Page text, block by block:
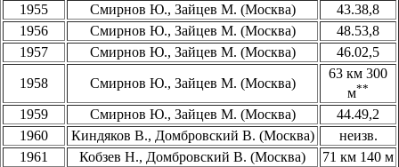
1955
Смирнов Ю., Зайцев М. (Москва)
43.38,8
1956
Смирнов Ю., Зайцев М. (Москва)
48.53,8
1957
Смирнов Ю., Зайцев М. (Москва) 46.02,5
1958 Смирнов Ю., Зайцев М. (Москва)
63 км 300
м**
1959 Смирнов Ю., Зайцев М. (Москва)
44.49,2
1960
Киндяков В., Домбровский В. (Москва)
неизв.
1961
Кобзев Н., Домбровский В. (Москва) 71 км 140 м